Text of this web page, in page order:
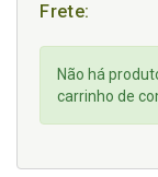
Frete:
Não há
carrinho de